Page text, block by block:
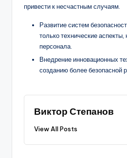
привести к несчастным случаям.
Развитие систем
только технические аспекты,
персонала.
Внедрение инновационных
созданию более безопасной
Виктор Степанов
View All Posts